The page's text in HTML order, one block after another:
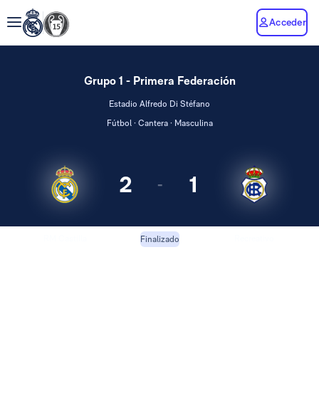
Acceder
Grupo 1 - Primera Federación
Estadio Alfredo Di Stéfano
Fútbol · Cantera · Masculina
2 - 1
Finalizado